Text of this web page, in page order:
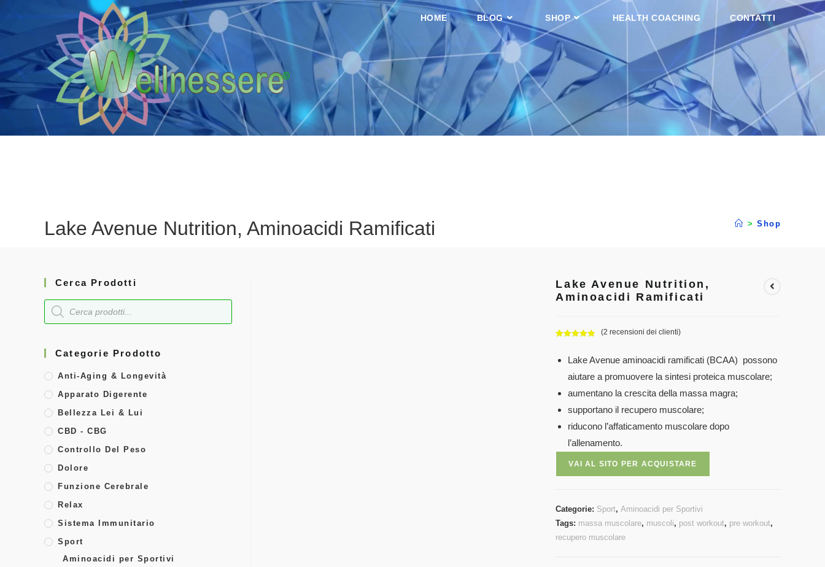
HOME BLOG SHOP HEALTH COACHING CONTATTI
Lake Avenue Nutrition, Aminoacidi Ramificati > Shop
Lake Avenue Nutrition,
Aminoacidi Ramificati
su 5 su
recensioni
(2 recensioni dei clienti)
Lake Avenue aminoacidi ramificati (BCAA) possono
aiutare a promuovere la sintesi proteica muscolare;
aumentano la crescita della massa magra;
supportano il recupero muscolare;
riducono l’affaticamento muscolare dopo
l’allenamento.
VAI AL SITO PER ACQUISTARE
Categorie: Sport,Aminoacidi per Sportivi
Tags: massa muscolare, muscoli, post workout, pre workout,
recupero muscolare
Cerca Prodotti
Categorie Prodotto
Anti-Aging & Longevità
Apparato Digerente
Bellezza Lei & Lui
CBD - CBG
Controllo Del Peso
Dolore
Funzione Cerebrale
Relax
Sistema Immunitario
Sport
Aminoacidi per Sportivi